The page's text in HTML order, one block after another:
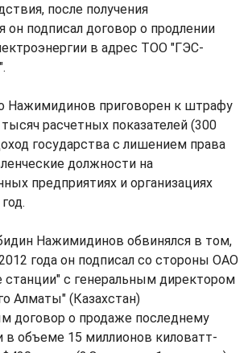
после получения
он подписал договор о продлении
в адрес ТОО "ГЭС-
Нажимидинов приговорен к штрафу
расчетных показателей (300
государства с лишением права
должности на
предприятиях и организациях
Нажимидинов обвинялся в том,
года он подписал со стороны ОАО
станции" с генеральным директором
Алматы" (Казахстан)
договор о продаже последнему
в объеме 15 миллионов киловатт-